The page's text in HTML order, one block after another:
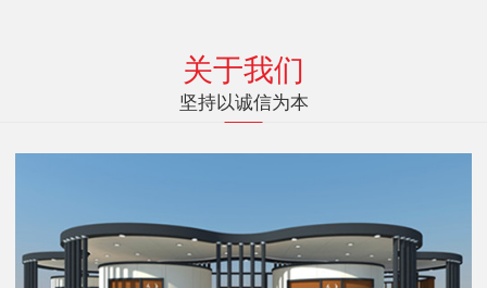
关于我们
坚持以诚信为本